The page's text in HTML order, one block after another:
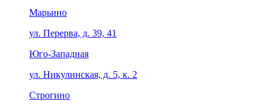
Марьино
ул. Перерва, д. 39, 41
Юго-Западная
ул. Никулинская, д. 5, к. 2
Строгино